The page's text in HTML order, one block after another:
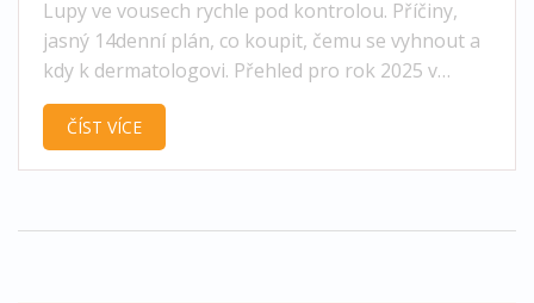
Lupy ve vousech rychle pod kontrolou. Příčiny,
jasný 14denní plán, co koupit, čemu se vyhnout a
kdy k dermatologovi. Přehled pro rok 2025 v
češtině.
ČÍST VÍCE